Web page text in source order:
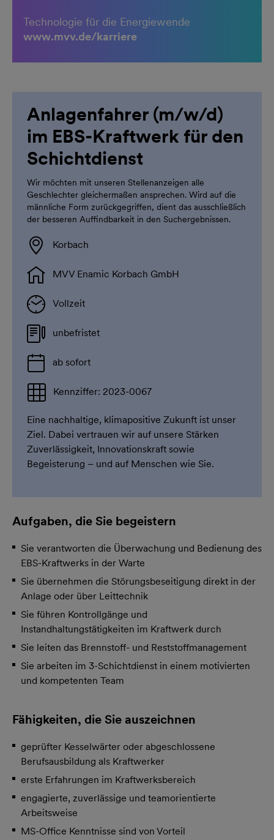
Technologie für die Energiewende
www.mvv.de/karriere
Anlagenfahrer (m/w/d)
im EBS-Kraftwerk für den
Schichtdienst
Wir möchten mit unseren Stellenanzeigen alle
Geschlechter gleichermaßen ansprechen. Wird auf die
männliche Form zurückgegriffen, dient das ausschließlich
der besseren Auffindbarkeit in den Suchergebnissen.
Korbach
MVV Enamic Korbach GmbH
Vollzeit
unbefristet
ab sofort
Kennziffer: 2023-0067
Eine nachhaltige, klimapositive Zukunft ist unser
Ziel. Dabei vertrauen wir auf unsere Stärken
Zuverlässigkeit, Innovationskraft sowie
Begeisterung – und auf Menschen wie Sie.
Aufgaben, die Sie begeistern
Sie verantworten die Überwachung und Bedienung des
EBS-Kraftwerks in der Warte
Sie übernehmen die Störungsbeseitigung direkt in der
Anlage oder über Leittechnik
Sie führen Kontrollgänge und
Instandhaltungstätigkeiten im Kraftwerk durch
Sie leiten das Brennstoff- und Reststoffmanagement
Sie arbeiten im 3-Schichtdienst in einem motivierten
und kompetenten Team
Fähigkeiten, die Sie auszeichnen
geprüfter Kesselwärter oder abgeschlossene
Berufsausbildung als Kraftwerker
erste Erfahrungen im Kraftwerksbereich
engagierte, zuverlässige und teamorientierte
Arbeitsweise
MS-Office Kenntnisse sind von Vorteil